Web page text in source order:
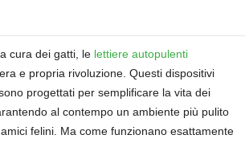
cura dei gatti, le lettiere autopulenti
e propria rivoluzione. Questi dispositivi
progettati per semplificare la vita dei
al contempo un ambiente più pulito
felini. Ma come funzionano esattamente